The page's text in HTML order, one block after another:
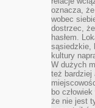
oznacza,
wobec
dostrzec,
hasłem.
sąsiedzkie,
kultury
W dużych
też bardziej
bo
że nie jest